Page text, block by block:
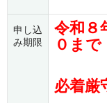
申し込
み期限
令和８
０まで
必着厳